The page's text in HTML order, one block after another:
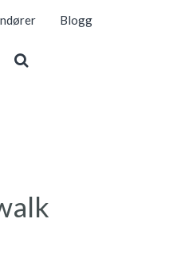
Blogg